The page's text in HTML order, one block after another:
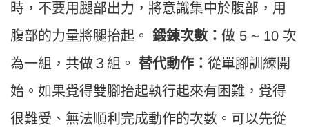
時，不要用腿部出力，將意識集中於腹部，用
腹部的力量將腿抬起。 鍛鍊次數： 做 5 ~ 10 次
為一組，共做３組。 替代動作： 從單腳訓練開
始。如果覺得雙腳抬起執行起來有困難，覺得
很難受、無法順利完成動作的次數。可以先從